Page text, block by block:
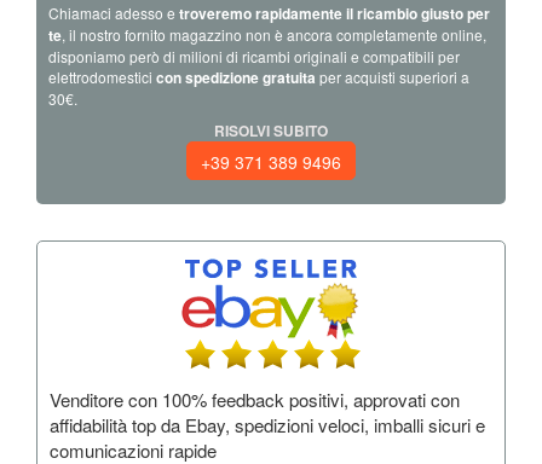
Chiamaci adesso e troveremo rapidamente il ricambio giusto per
te, il nostro fornito magazzino non è ancora completamente online,
disponiamo però di milioni di ricambi originali e compatibili per
elettrodomestici con spedizione gratuita per acquisti superiori a
30€.
RISOLVI SUBITO
+39 371 389 9496
Venditore con 100% feedback positivi, approvati con
affidabilità top da Ebay, spedizioni veloci, imballi sicuri e
comunicazioni rapide